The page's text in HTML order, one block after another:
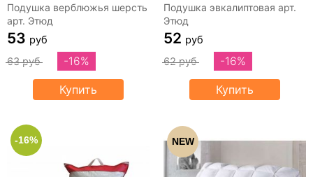
Подушка верблюжья шерсть
арт. Этюд
53 руб
63 руб
-16%
Купить
Подушка эвкалиптовая арт.
Этюд
52 руб
62 руб
-16%
Купить
-16% NEW